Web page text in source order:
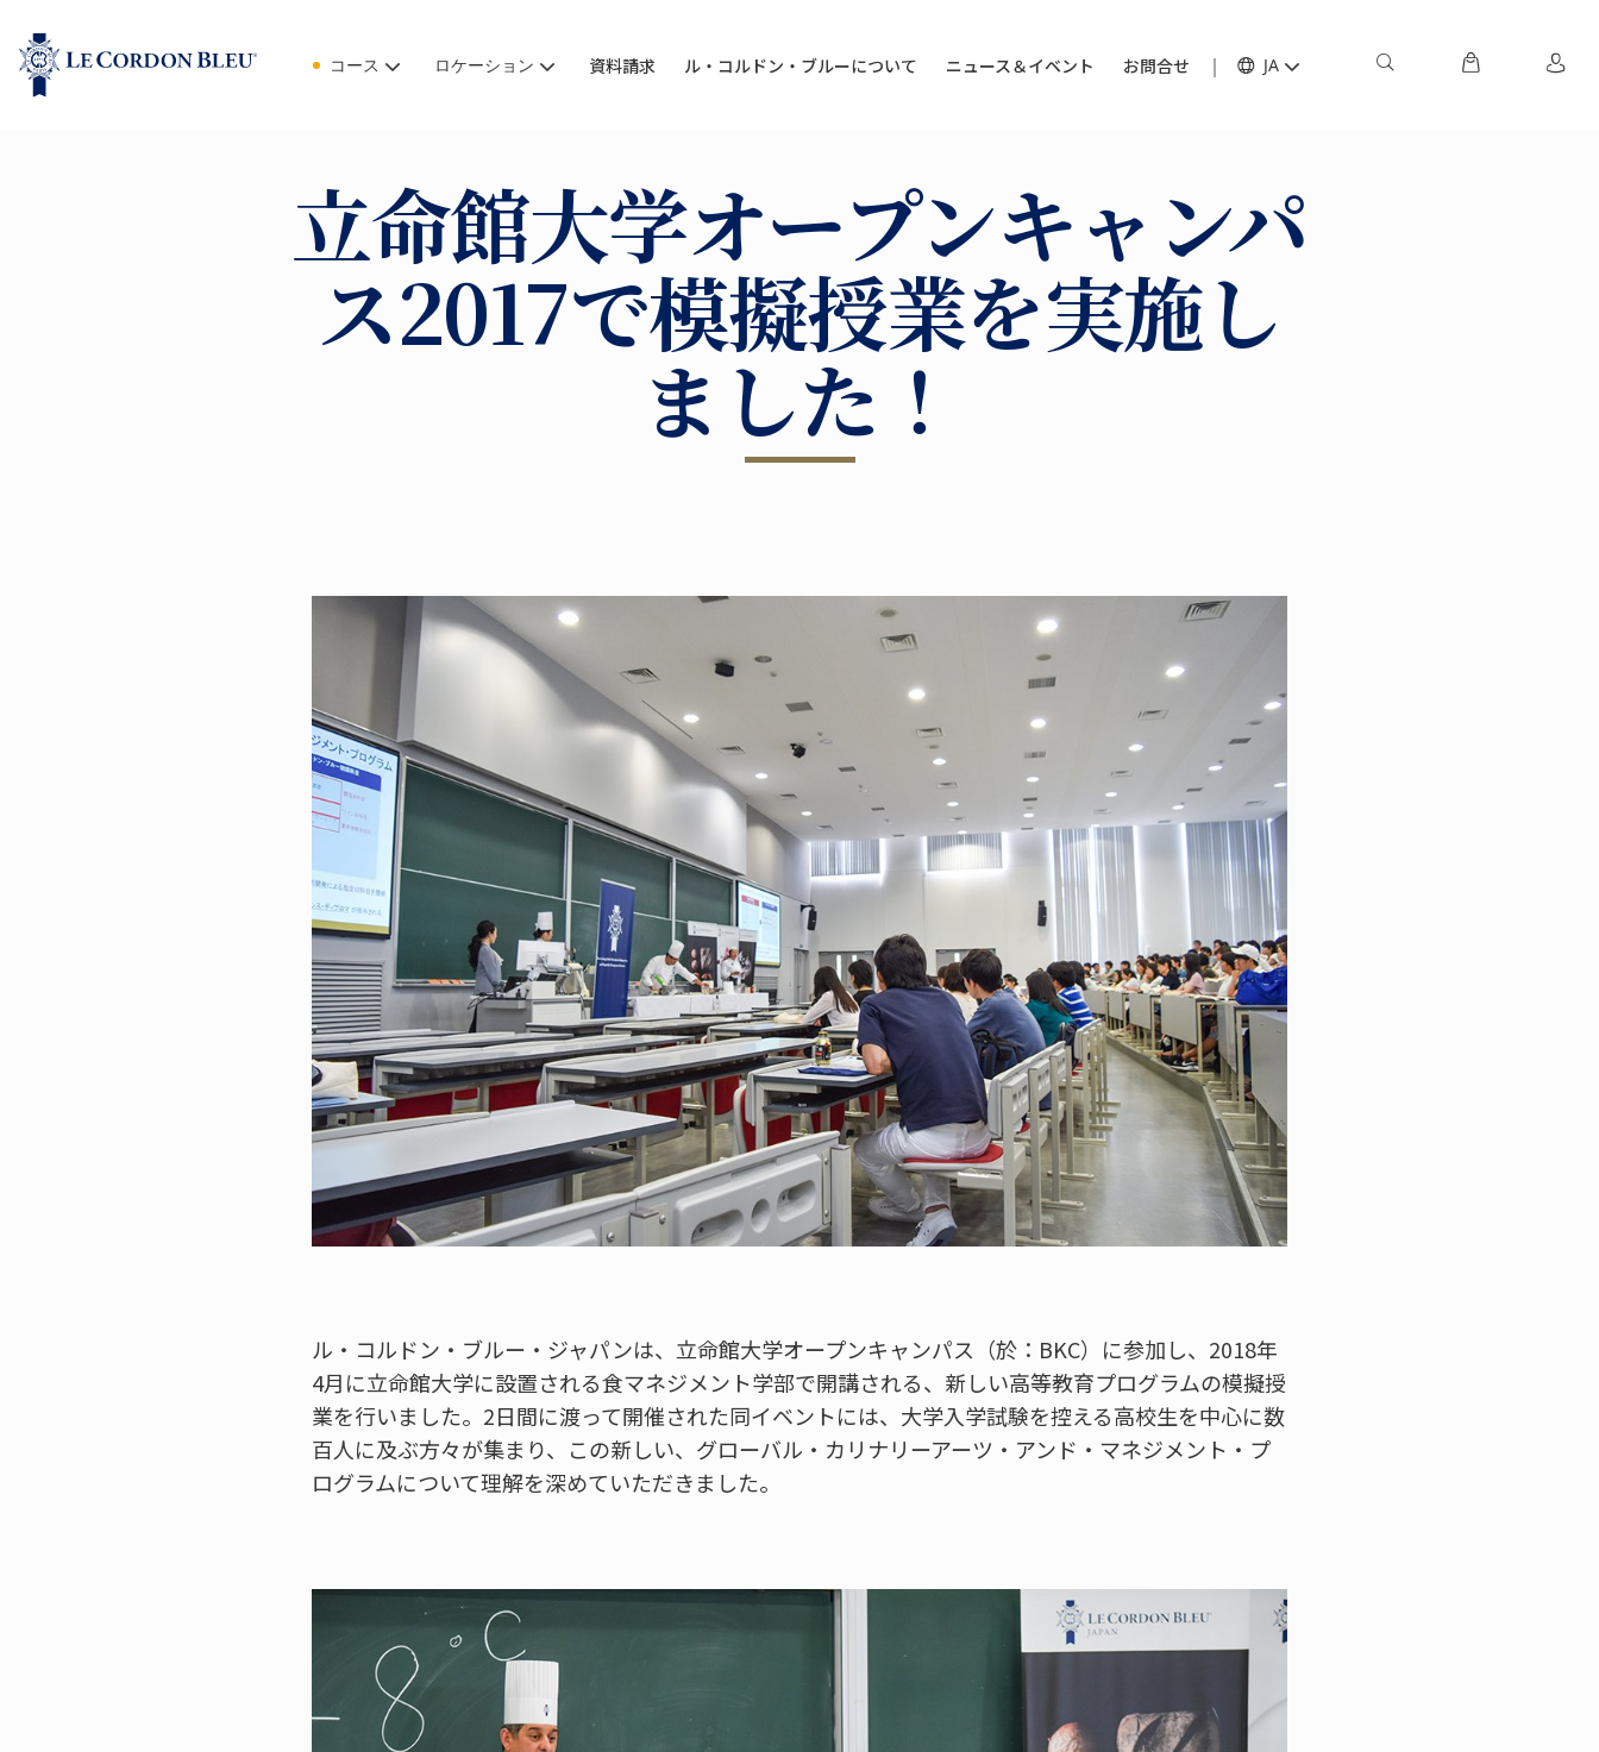
コース ロケーション 資料請求 ル・コルドン・ブルーについて ニュース＆イベント お問合せ JA
立命館大学オープンキャンパ
ス2017で模擬授業を実施し
ました！
ル・コルドン・ブルー・ジャパンは、立命館大学オープンキャンパス（於：BKC）に参加し、2018年
4月に立命館大学に設置される食マネジメント学部で開講される、新しい高等教育プログラムの模擬授
業を行いました。2日間に渡って開催された同イベントには、大学入学試験を控える高校生を中心に数
百人に及ぶ方々が集まり、この新しい、グローバル・カリナリーアーツ・アンド・マネジメント・プ
ログラムについて理解を深めていただきました。